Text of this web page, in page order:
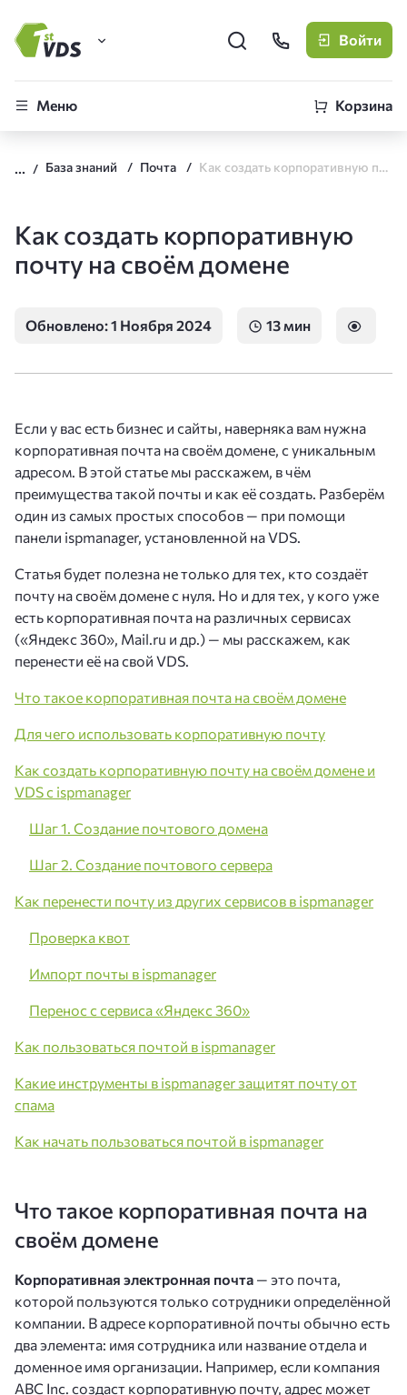
FirstVDS (вы здесь)
CLO
Войти
Меню Корзина
База знаний Почта Как создать корпоративную почту на своём домене
Как создать корпоративную
почту на своём домене
Обновлено: 1 Ноября 2024 13 мин
Если у вас есть бизнес и сайты, наверняка вам нужна
корпоративная почта на своём домене, с уникальным
адресом. В этой статье мы расскажем, в чём
преимущества такой почты и как её создать. Разберём
один из самых простых способов — при помощи
панели ispmanager, установленной на VDS.
Статья будет полезна не только для тех, кто создаёт
почту на своём домене с нуля. Но и для тех, у кого уже
есть корпоративная почта на различных сервисах
(«Яндекс 360», Mail.ru и др.) — мы расскажем, как
перенести её на свой VDS.
Что такое корпоративная почта на своём домене
Для чего использовать корпоративную почту
Как создать корпоративную почту на своём домене и
VDS c ispmanager
Шаг 1. Создание почтового домена
Шаг 2. Создание почтового сервера
Как перенести почту из других сервисов в ispmanager
Проверка квот
Импорт почты в ispmanager
Перенос с сервиса «Яндекс 360»
Как пользоваться почтой в ispmanager
Какие инструменты в ispmanager защитят почту от
спама
Как начать пользоваться почтой в ispmanager
Что такое корпоративная почта на
своём домене
Корпоративная электронная почта — это почта,
которой пользуются только сотрудники определённой
компании. В адресе корпоративной почты обычно есть
два элемента: имя сотрудника или название отдела и
доменное имя организации. Например, если компания
ABC Inc. создаст корпоративную почту, адрес может